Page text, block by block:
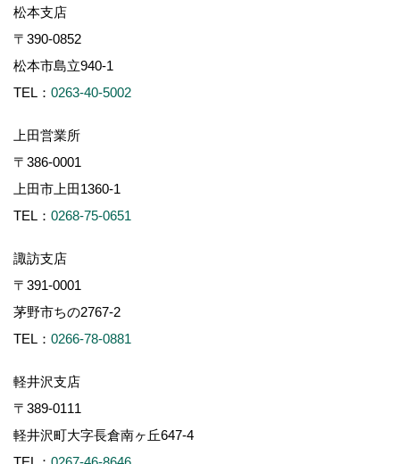
松本支店
〒390-0852
松本市島立940-1
TEL： 0263-40-5002
上田営業所
〒386-0001
上田市上田1360-1
TEL： 0268-75-0651
諏訪支店
〒391-0001
茅野市ちの2767-2
TEL： 0266-78-0881
軽井沢支店
〒389-0111
軽井沢町大字長倉南ヶ丘647-4